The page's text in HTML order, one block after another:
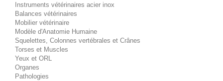
Instruments vétérinaires acier inox
Balances vétérinaires
Mobilier vétérinaire
Modèle d'Anatomie Humaine
Squelettes, Colonnes vertébrales et Crânes
Torses et Muscles
Yeux et ORL
Organes
Pathologies